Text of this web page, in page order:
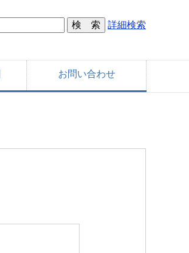
詳細検索
お問い合わせ